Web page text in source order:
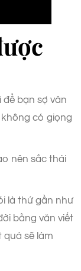
bạn sợ văn
có giọng
nên sắc thái
là thứ gần như
bằng văn viết
sẽ làm